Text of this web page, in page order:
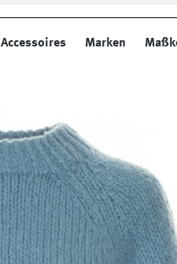
Accessoires Marken